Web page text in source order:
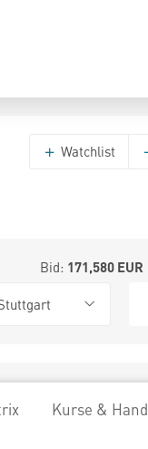
Watchlist
Bid: 171,580EUR
Kurse &